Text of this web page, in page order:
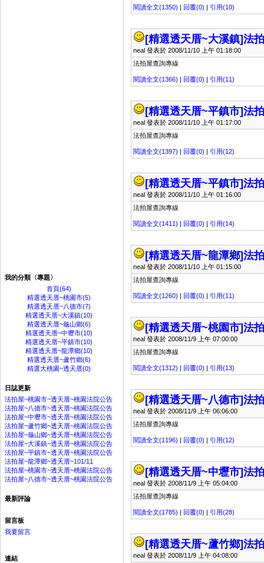
我的分類〈專題〉
首頁(64)
精選透天厝~桃園市(5)
精選透天厝~八德市(7)
精選透天厝~大溪鎮(10)
精選透天厝~龜山鄉(6)
精選透天厝~中壢市(10)
精選透天厝~平鎮市(10)
精選透天厝~龍潭鄉(10)
精選透天厝~蘆竹鄉(6)
精選大桃園~透天厝(0)
日誌更新
法拍屋~桃園市~透天厝~桃園法院公告
法拍屋~八德市~透天厝~桃園法院公告
法拍屋~中壢市~透天厝~桃園法院公告
法拍屋~蘆竹鄉~透天厝~桃園法院公告
法拍屋~龜山鄉~透天厝~桃園法院公告
法拍屋~大溪鎮~透天厝~桃園法院公告
法拍屋~平鎮市~透天厝~桃園法院公告
法拍屋~龍潭鄉~透天厝~101/11
法拍屋~桃園市~透天厝~桃園法院公告
法拍屋~八德市~透天厝~桃園法院公告
最新評論
留言板
我要留言
連結
閱讀全文(1350) | 回覆(0) | 引用(10)
[精選透天厝~大溪鎮]法
neal 發表於 2008/11/10 上午 01:18:00
法拍屋查詢專線
閱讀全文(1366) | 回覆(0) | 引用(11)
[精選透天厝~平鎮市]法
neal 發表於 2008/11/10 上午 01:17:00
法拍屋查詢專線
閱讀全文(1397) | 回覆(0) | 引用(12)
[精選透天厝~平鎮市]法
neal 發表於 2008/11/10 上午 01:16:00
法拍屋查詢專線
閱讀全文(1411) | 回覆(0) | 引用(14)
[精選透天厝~龍潭鄉]法
neal 發表於 2008/11/10 上午 01:15:00
法拍屋查詢專線
閱讀全文(1260) | 回覆(0) | 引用(11)
[精選透天厝~桃園市]法
neal 發表於 2008/11/9 上午 07:00:00
法拍屋查詢專線
閱讀全文(1312) | 回覆(0) | 引用(13)
[精選透天厝~八德市]法
neal 發表於 2008/11/9 上午 06:06:00
法拍屋查詢專線
閱讀全文(1196) | 回覆(0) | 引用(12)
[精選透天厝~中壢市]法
neal 發表於 2008/11/9 上午 05:04:00
法拍屋查詢專線
閱讀全文(1785) | 回覆(0) | 引用(28)
[精選透天厝~蘆竹鄉]法
neal 發表於 2008/11/9 上午 04:08:00